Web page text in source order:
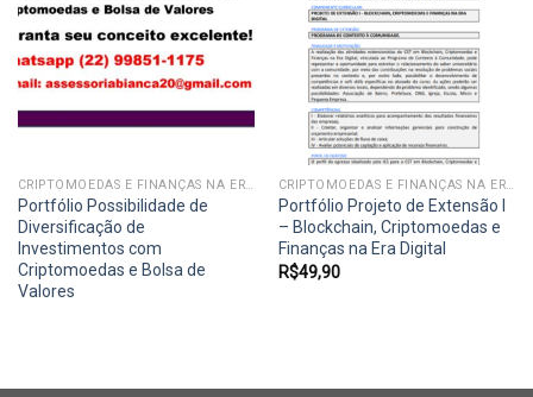
Add to
Portfólio Possibilidade de
Diversificação de
Investimentos com
Criptomoedas e Bolsa de
Valores
Add to
wishlist
Portfólio Projeto de Extensão I
– Blockchain, Criptomoedas e
Finanças na Era Digital
R$49,90